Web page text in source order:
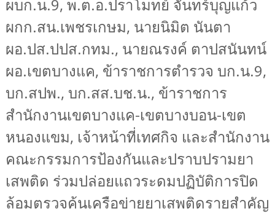
ผบก.น.9, พ.ต.อ.ปราโมทย์ จันทร์บุญแก้ว
ผกก.สน.เพชรเกษม, นายนิมิต นันตา
ผอ.ปส.ปปส.กทม., นายณรงค์ ตาปสนันทน์
ผอ.เขตบางแค, ข้าราชการตำรวจ บก.น.9,
บก.สปพ., บก.สส.บช.น., ข้าราชการ
สำนักงานเขตบางแค-เขตบางบอน-เขต
หนองแขม, เจ้าหน้าที่เทศกิจ และสำนักงาน
คณะกรรมการป้องกันและปราบปรามยา
เสพติด ร่วมปล่อยแถวระดมปฏิบัติการปิด
ล้อมตรวจค้นเครือข่ายยาเสพติดรายสำคัญ